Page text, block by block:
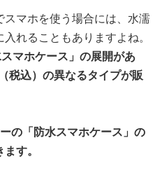
マホを使う場合には、水濡
れることもありますよね。
マホケース」の展開があ
税込）の異なるタイプが販
の「防水スマホケース」の
す。